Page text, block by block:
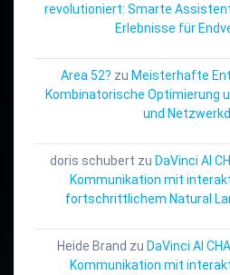
revolutioniert: Smarte
Erlebnisse für
Area 52? zu Meisterhafte
Kombinatorische Optimierung
und
doris schubert zu DaVinci AI
Kommunikation mit
fortschrittlichem Natural
Heide Brand zu DaVinci AI
Kommunikation mit